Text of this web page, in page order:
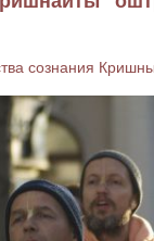
сознания